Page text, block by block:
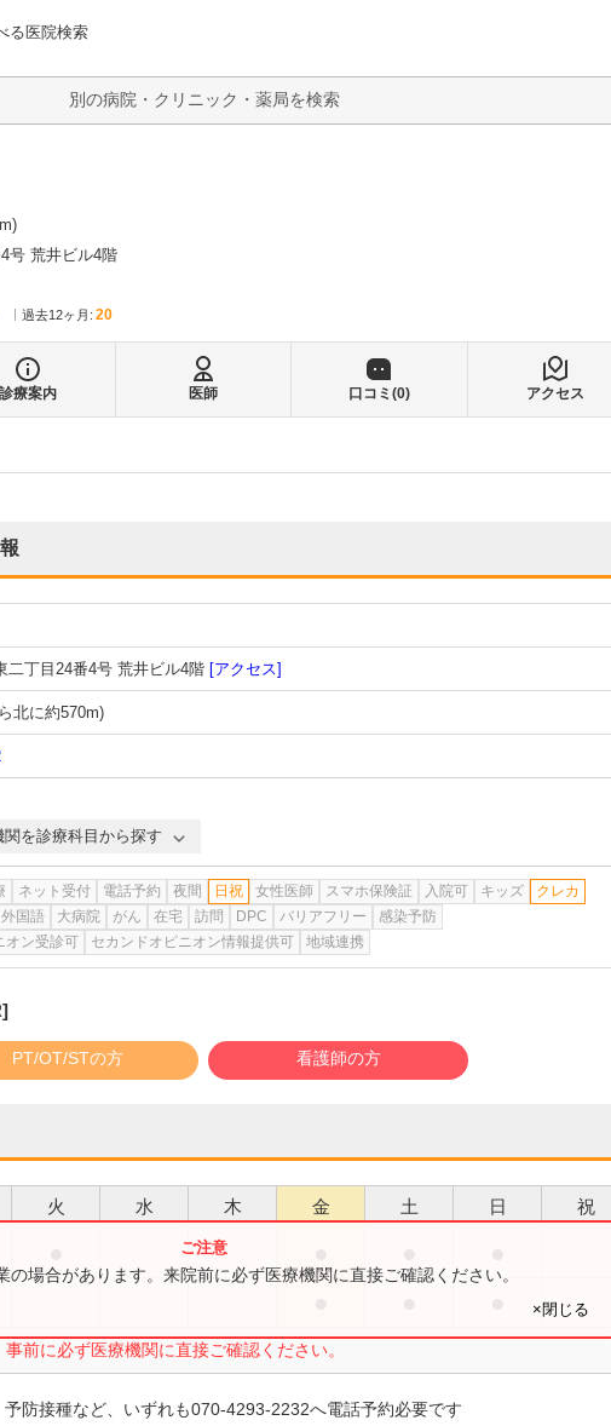
る医院検索
検索
)
号 荒井ビル4階
過去12ヶ月: 20
診療案内 医師 口コミ(0) アクセス
二丁目24番4号 荒井ビル4階 [アクセス]
北に約570m)
を診療科目から探す
ネット受付 電話予約 夜間 日祝 女性医師 スマホ保険証 入院可 キッズ
クレカ
外国語 大病院 がん 在宅 訪問 DPC バリアフリー
感染予防
オン受診可
セカンドオピニオン情報提供可 地域連携
PT/OT/STの方 看護師の方
火 水 木 金 土 日 祝
前に必ず医療機関に直接ご確認ください。
の場合があります。来院前に必ず医療機関に直接ご確認ください。
×閉じる
防接種など、いずれも070-4293-2232へ電話予約必要です